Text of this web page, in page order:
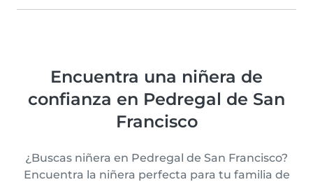
Encuentra una niñera de
confianza en Pedregal de San
Francisco
¿Buscas niñera en Pedregal de San Francisco?
Encuentra la niñera perfecta para tu familia de